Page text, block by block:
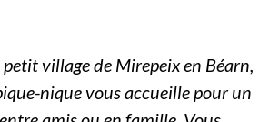
village de Mirepeix en Béarn,
nique vous accueille pour un